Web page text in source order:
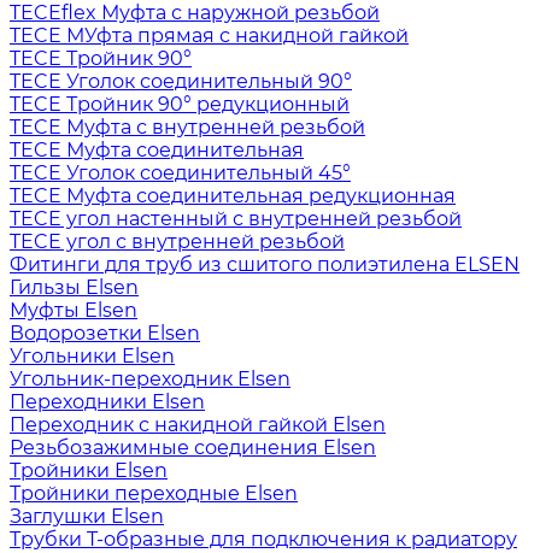
TECEflex Муфта с наружной резьбой
TECE МУфта прямая с накидной гайкой
TECE Тройник 90°
TECE Уголок соединительный 90°
TECE Тройник 90° редукционный
TECE Муфта с внутренней резьбой
TECE Муфта соединительная
TECE Уголок соединительный 45°
TECE Муфта соединительная редукционная
TECE угол настенный с внутренней резьбой
TECE угол с внутренней резьбой
Фитинги для труб из сшитого полиэтилена ELSEN
Гильзы Elsen
Муфты Elsen
Водорозетки Elsen
Угольники Elsen
Угольник-переходник Elsen
Переходники Elsen
Переходник с накидной гайкой Elsen
Резьбозажимные соединения Elsen
Тройники Elsen
Тройники переходные Elsen
Заглушки Elsen
Трубки T-образные для подключения к радиатору